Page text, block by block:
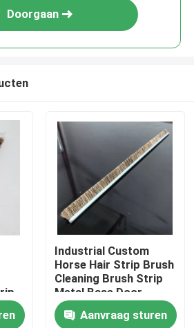
Doorgaan
Industrial Custom
Horse Hair Strip Brush
Cleaning Brush Strip
Metal Base Door
Sweep Brush Horse
Hair Strip Brush
Aanvraag sturen